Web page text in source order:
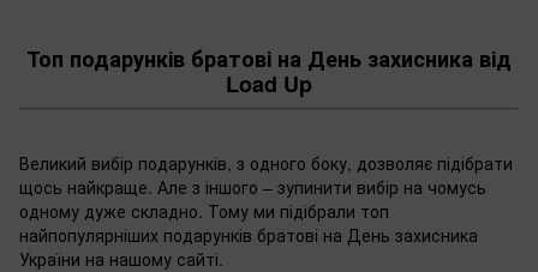
Топ подарунків братові на День захисника від
Load Up
Великий вибір подарунків, з одного боку, дозволяє підібрати
щось найкраще. Але з іншого – зупинити вибір на чомусь
одному дуже складно. Тому ми підібрали топ
найпопулярніших подарунків братові на День захисника
України на нашому сайті.